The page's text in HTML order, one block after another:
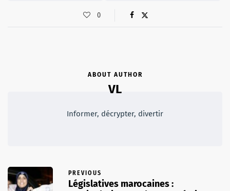
0
ABOUT AUTHOR
VL
Informer, décrypter, divertir
PREVIOUS
Législatives marocaines :